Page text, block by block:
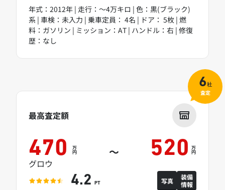
年式：2012年 | 走行：～4万キロ | 色：黒(ブラック)
系 | 車検：未入力 | 乗車定員： 4名 | ドア： 5枚 | 燃
料：ガソリン | ミッション：AT | ハンドル：右 | 修復
歴：なし
最高査定額
470 万
円 ～ 520 万
円
グロウ
4.2 PT 写真
装備
情報
6社
査定